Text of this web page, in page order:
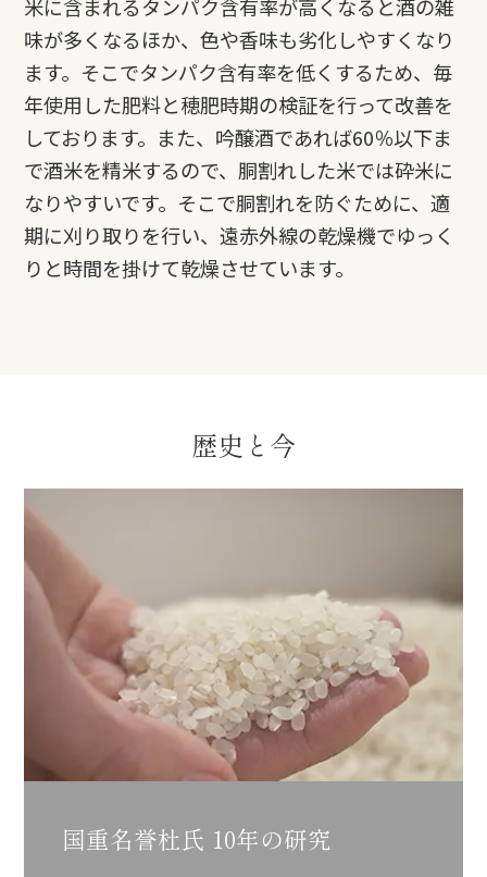
米に含まれるタンパク含有率が高くなると酒の雑
味が多くなるほか、色や香味も劣化しやすくなり
ます。そこでタンパク含有率を低くするため、毎
年使用した肥料と穂肥時期の検証を行って改善を
しております。また、吟醸酒であれば60％以下ま
で酒米を精米するので、胴割れした米では砕米に
なりやすいです。そこで胴割れを防ぐために、適
期に刈り取りを行い、遠赤外線の乾燥機でゆっく
りと時間を掛けて乾燥させています。
歴史と今
国重名誉杜氏 10年の研究